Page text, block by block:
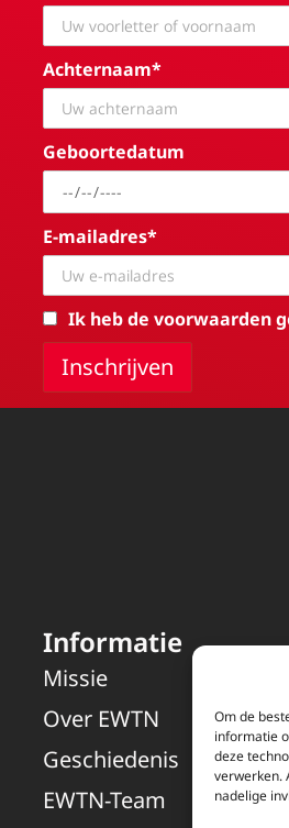
Om de
informatie
deze
verwerken.
nadelige
Achternaam*
Geboortedatum
E-mailadres*
Ik heb de voorwaarden
Informatie
Missie
Over EWTN
Geschiedenis
EWTN-Team